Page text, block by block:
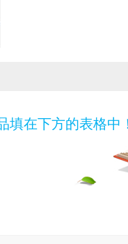
填在下方的表格中